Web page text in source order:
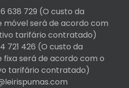
638 729 (O custo da
será de acordo com
tarifário contratado)
721 426 (O custo da
será de acordo com o
tarifário contratado)